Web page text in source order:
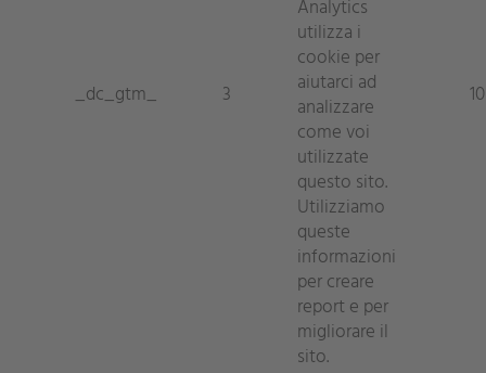
_dc_gtm_ 3
Analytics
utilizza i
cookie per
aiutarci ad
analizzare
come voi
utilizzate
questo sito.
Utilizziamo
queste
informazioni
per creare
report e per
migliorare il
sito.